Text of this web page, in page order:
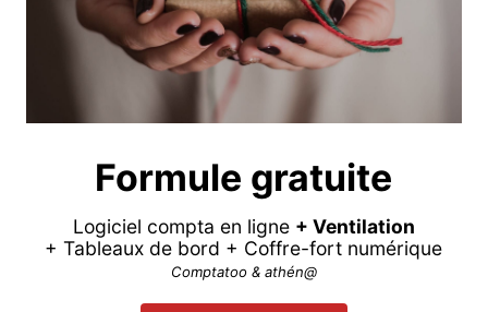
Formule gratuite
Logiciel compta en ligne + Ventilation
+ Tableaux de bord + Coffre-fort numérique
Comptatoo & athén@